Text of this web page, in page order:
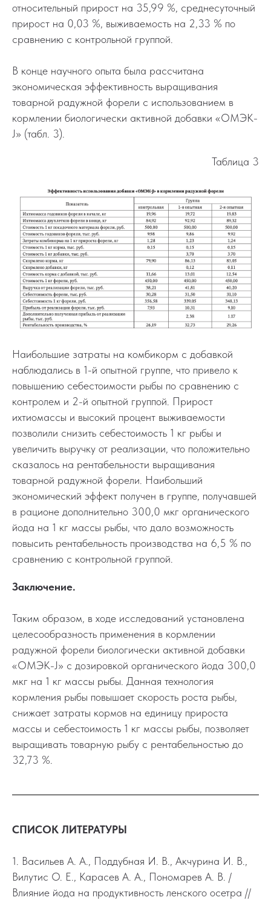
относительный прирост на 35,99 %, среднесуточный
прирост на 0,03 %, выживаемость на 2,33 % по
сравнению с контрольной группой.
В конце научного опыта была рассчитана
экономическая эффективность выращивания
товарной радужной форели с использованием в
кормлении биологически активной добавки «ОМЭК-
J» (табл. 3).
Таблица 3
Наибольшие затраты на комбикорм с добавкой
наблюдались в 1-й опытной группе, что привело к
повышению себестоимости рыбы по сравнению с
контролем и 2-й опытной группой. Прирост
ихтиомассы и высокий процент выживаемости
позволили снизить себестоимость 1 кг рыбы и
увеличить выручку от реализации, что положительно
сказалось на рентабельности выращивания
товарной радужной форели. Наибольший
экономический эффект получен в группе, получавшей
в рационе дополнительно 300,0 мкг органического
йода на 1 кг массы рыбы, что дало возможность
повысить рентабельность производства на 6,5 % по
сравнению с контрольной группой.
Заключение.
Таким образом, в ходе исследований установлена
целесообразность применения в кормлении
радужной форели биологически активной добавки
«ОМЭК-J» с дозировкой органического йода 300,0
мкг на 1 кг массы рыбы. Данная технология
кормления рыбы повышает скорость роста рыбы,
снижает затраты кормов на единицу прироста
массы и себестоимость 1 кг массы рыбы, позволяет
выращивать товарную рыбу с рентабельностью до
32,73 %.
СПИСОК ЛИТЕРАТУРЫ
1. Васильев А. А., Поддубная И. В., Акчурина И. В.,
Вилутис О. Е., Карасев А. А., Пономарев А. В. /
Влияние йода на продуктивность ленского осетра //